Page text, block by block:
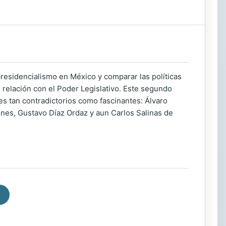
en México y comparar las políticas
con el Poder Legislativo. Este segundo
tan contradictorios como fascinantes: Álvaro
Gustavo Díaz Ordaz y aun Carlos Salinas de